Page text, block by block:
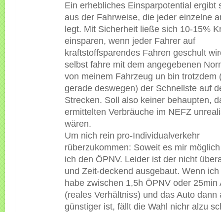
Ein erhebliches Einsparpotential ergibt
aus der Fahrweise, die jeder einzelne
legt. Mit Sicherheit ließe sich 10-15%
einsparen, wenn jeder Fahrer auf
kraftstoffsparendes Fahren geschult
selbst fahre mit dem angegebenen
von meinem Fahrzeug un bin trotzdem
gerade deswegen) der Schnellste auf
Strecken. Soll also keiner behaupten,
ermittelten Verbräuche im NEFZ
wären.
Um nich rein pro-Individualverkehr
rüberzukommen: Soweit es mir
ich den ÖPNV. Leider ist der nicht
und Zeit-deckend ausgebaut. Wenn
habe zwischen 1,5h ÖPNV oder 25min
(reales Verhältniss) und das Auto dann
günstiger ist, fällt die Wahl nichr alzu